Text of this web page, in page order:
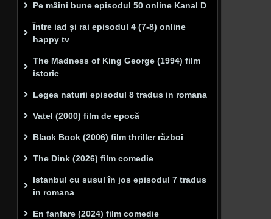
Pe mâini bune episodul 50 online Kanal D
Între iad și rai episodul 4 (7-8) online
happy tv
The Madness of King George (1994) film
istoric
Legea naturii episodul 8 tradus in romana
Vatel (2000) film de epocă
Black Book (2006) film thriller război
The Dink (2026) film comedie
Istanbul cu susul în jos episodul 7 tradus
in romana
En fanfare (2024) film comedie